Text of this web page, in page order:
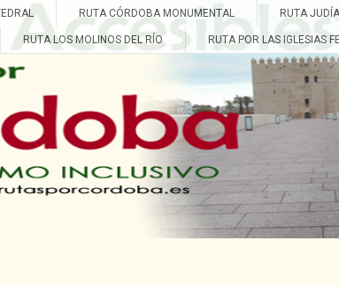
RUTA CÓRDOBA MONUMENTAL RUTA
RUTA LOS MOLINOS DEL RÍO RUTA POR LAS IGLESIAS